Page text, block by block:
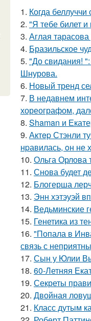
1. Когда
2. "Я тебе билет и
3. Аглая
4. Бразильское
5. "До свидания!
Шнурова.
6. Новый тренд
7. В недавнем
хореографом,
8. Shaman и
9. Актep Стэнли
нpавилась, oн не
10. Ольга Орлова
11. Снова будет
12. Блогерша
13. Энн хэтэуэй
14. Ведьминские
15. Генетика из
16. "Попала в
связь с
17. Сын у Юлии
18. 60-Летняя
19. Секреты
20. Двойная
21. Класс дутым